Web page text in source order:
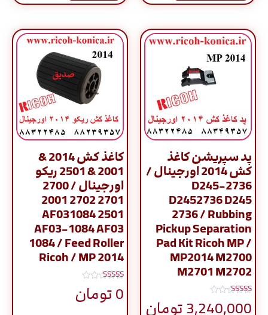
پد سپریشن کاغذ
کش 2014 اورجینال /
D245-2736
D2452736 D245
2736 / Rubbing
Pickup Separation
Pad Kit Ricoh MP /
MP2014 M2700
M2701 M2702
نمره
5.00
3,240,000تومان
کاغذ کش 2014 &
2001 & 2501 ریکو
اورجینال / 2700
2701 2702 2001
2501 AF031084
AF03-1084 AF03
1084 / Feed Roller
Ricoh / MP 2014
نمره
5.00
از 5
0تومان